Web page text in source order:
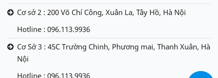
Cơ sở 2 : 200 Võ Chí Công, Xuân La, Tây Hồ, Hà Nội
Hotline : 096.113.9936
Cơ Sở 3 : 45C Trường Chinh, Phương mai, Thanh Xuân, Hà
Nội
Hotline : 096.113.9936